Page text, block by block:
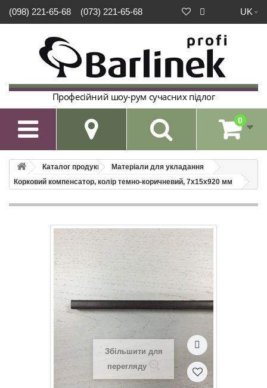
UK
(098) 221-65-68 (073) 221-65-68
Професійний шоу-рум сучасних підлог
 0
Каталог продукції
Матеріали для укладання
Корковий компенсатор, колір темно-коричневий, 7х15х920 мм
Збільшити для
перегляду